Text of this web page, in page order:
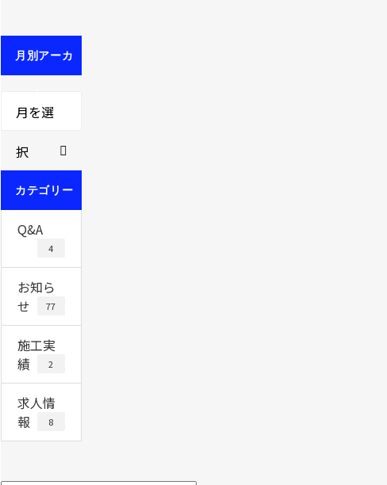
月別アーカ
月を選
択
カテゴリー
Q&A
4
お知ら
せ
77
施工実
績
2
求人情
報
8